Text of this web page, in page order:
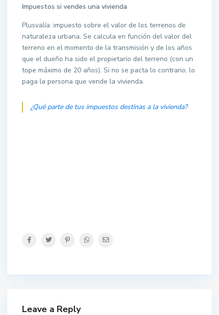
Impuestos si vendes una vivienda
Plusvalía: impuesto sobre el valor de los terrenos de
naturaleza urbana. Se calcula en función del valor del
terreno en el momento de la transmisión y de los años
que el dueño ha sido el propietario del terreno (con un
tope máximo de 20 años). Si no se pacta lo contrario, lo
paga la persona que vende la vivienda.
¿Qué parte de tus impuestos destinas a la vivienda?
Leave a Reply